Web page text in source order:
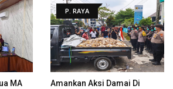
MA
P. RAYA
Amankan Aksi Damai Di